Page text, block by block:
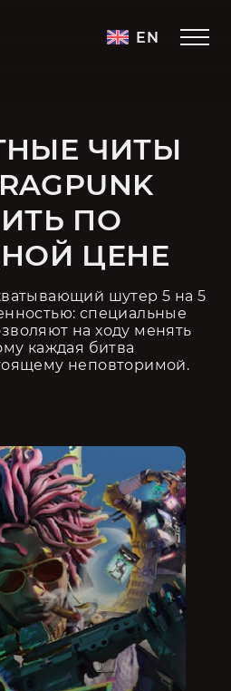
EN
ЧИТЫ
ПО
ЦЕНЕ
шутер 5 на 5
специальные
на ходу менять
каждая битва
неповторимой.